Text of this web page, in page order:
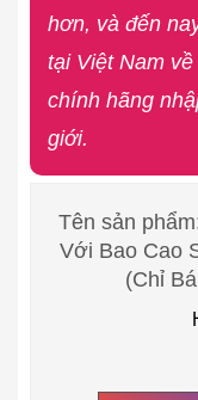
hơn, và đến
tại Việt Nam
chính hãng
giới.
Tên sản
Với Bao Cao
(Chỉ